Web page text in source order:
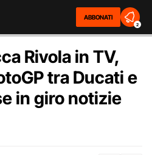
ABBONATI
2
Rivola in TV,
tra Ducati e
in giro notizie